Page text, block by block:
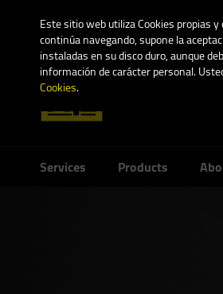
Este sitio web utiliza Cookies propias
continúa navegando, supone la
instaladas en su disco duro, aunque
información de carácter personal.
Cookies.
Services Products